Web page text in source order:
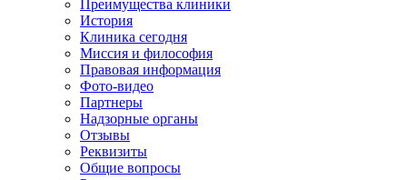
Преимущества клиники
История
Клиника сегодня
Миссия и философия
Правовая информация
Фото-видео
Партнеры
Надзорные органы
Отзывы
Реквизиты
Общие вопросы